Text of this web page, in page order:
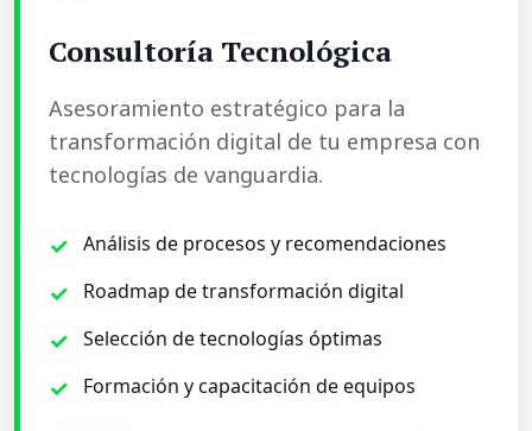
Consultoría Tecnológica
Asesoramiento estratégico para la
transformación digital de tu empresa con
tecnologías de vanguardia.
Análisis de procesos y recomendaciones
Roadmap de transformación digital
Selección de tecnologías óptimas
Formación y capacitación de equipos